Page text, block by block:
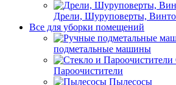
Дрели, Шуруповерты,
Все для уборки помещений
подметальные машины
Пароочистители
Пылесосы